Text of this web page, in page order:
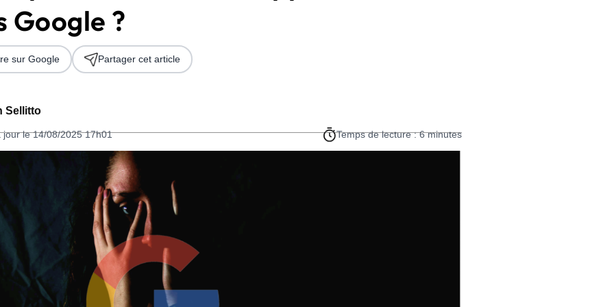
Google ?
Sellitto
jour le 14/08/2025 17h01 Temps de lecture : 6 minutes
sur Google Partager cet article